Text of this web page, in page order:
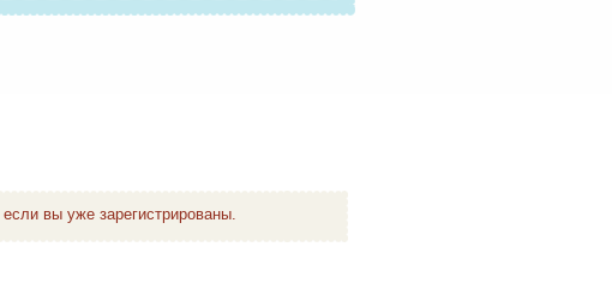
если вы уже зарегистрированы.